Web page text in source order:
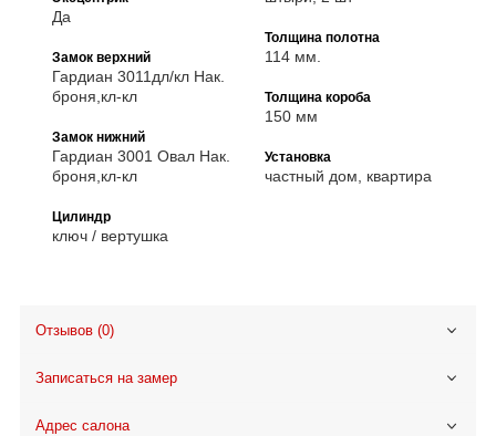
Да
Замок верхний
Гардиан 3011дл/кл Нак.
броня,кл-кл
Замок нижний
Гардиан 3001 Овал Нак.
броня,кл-кл
Цилиндр
ключ / вертушка
Толщина полотна
114 мм.
Толщина короба
150 мм
Установка
частный дом, квартира
Отзывов (0)
Записаться на замер
Адрес салона